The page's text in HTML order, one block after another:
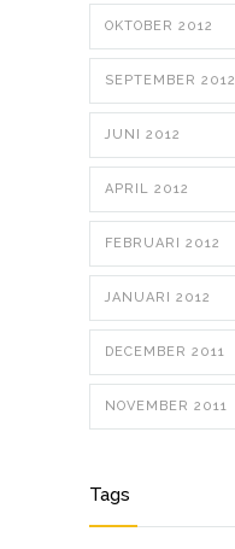
OKTOBER 2012
SEPTEMBER 2012
JUNI 2012
APRIL 2012
FEBRUARI 2012
JANUARI 2012
DECEMBER 2011
NOVEMBER 2011
Tags